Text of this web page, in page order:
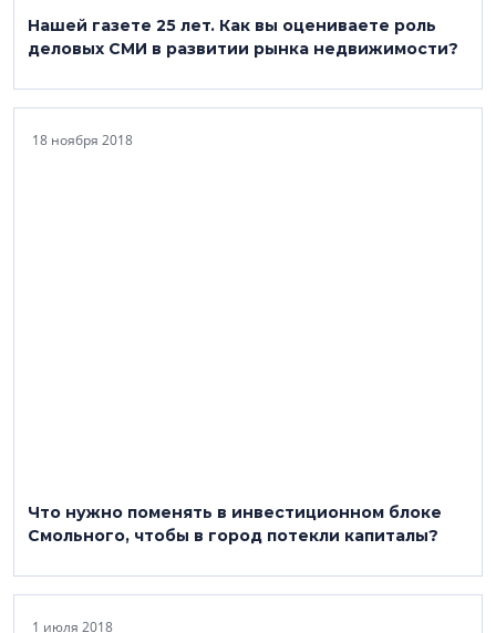
Нашей газете 25 лет. Как вы оцениваете роль
деловых СМИ в развитии рынка недвижимости?
18 ноября 2018
Что нужно поменять в инвестиционном блоке
Смольного, чтобы в город потекли капиталы?
1 июля 2018